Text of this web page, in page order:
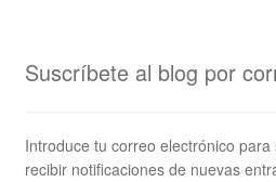
Suscríbete al blog por
Introduce tu correo electrónico
recibir notificaciones de nuevas